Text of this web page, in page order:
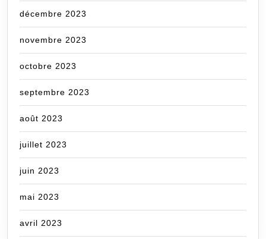
décembre 2023
novembre 2023
octobre 2023
septembre 2023
août 2023
juillet 2023
juin 2023
mai 2023
avril 2023